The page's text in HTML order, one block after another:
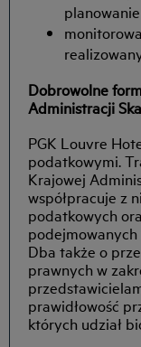
Dobrowolne
Administracji
PGK Louvre
podatkowymi.
Krajowej
współpracuje z
podatkowych
Dba także o
prawnych w
prawidłowość
których udział